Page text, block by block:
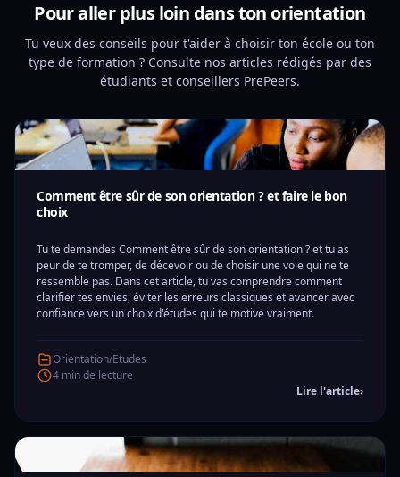
Pour aller plus loin dans ton orientation
Tu veux des conseils pour t'aider à choisir ton école ou ton
type de formation ? Consulte nos articles rédigés par des
étudiants et conseillers PrePeers.
Comment être sûr de son orientation ? et faire le bon
choix
Tu te demandes Comment être sûr de son orientation ? et tu as
peur de te tromper, de décevoir ou de choisir une voie qui ne te
ressemble pas. Dans cet article, tu vas comprendre comment
clarifier tes envies, éviter les erreurs classiques et avancer avec
confiance vers un choix d'études qui te motive vraiment.
Orientation/Etudes
4 min de lecture
Lire l'article›